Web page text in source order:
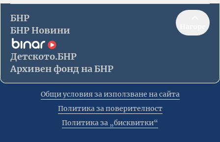
БНР
БНР Новини
Детското.БНР
Архивен фонд на БНР
Общи условия за използване на сайта
Политика за поверителност
Политика за „бисквитки“